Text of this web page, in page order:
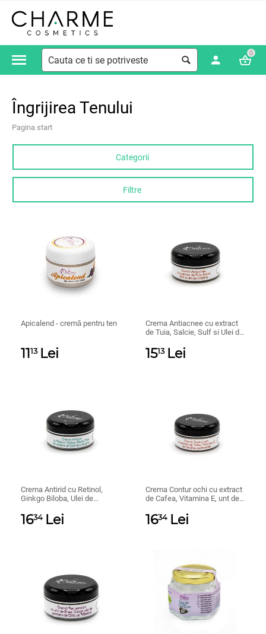
0
Îngrijirea Tenului
Pagina start
Categorii
Filtre
Apicalend - cremă pentru ten
1113 Lei
Crema Antiacnee cu extract
de Tuia, Salcie, Sulf si Ulei de
1513 Lei
Crema Antirid cu Retinol,
Ginkgo Biloba, Ulei de
de grau 30gr
1634 Lei
Crema Contur ochi cu extract
de Cafea, Vitamina E, unt de
1634 Lei